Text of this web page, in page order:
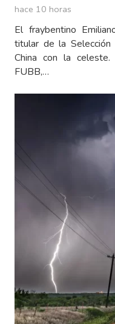
hace 10 horas
El fraybentino
titular de la Selección
China con la
FUBB,…